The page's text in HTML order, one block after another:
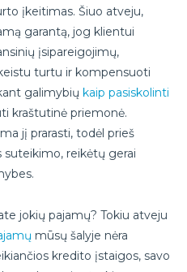
įkeitimas. Šiuo atveju,
garantą, jog klientui
įsipareigojimų,
turtu ir kompensuoti
galimybių kaip pasiskolinti
kraštutinė priemonė.
jį prarasti, todėl prieš
suteikimo, reikėtų gerai
jokių pajamų? Tokiu atveju
mūsų šalyje nėra
kredito įstaigos, savo